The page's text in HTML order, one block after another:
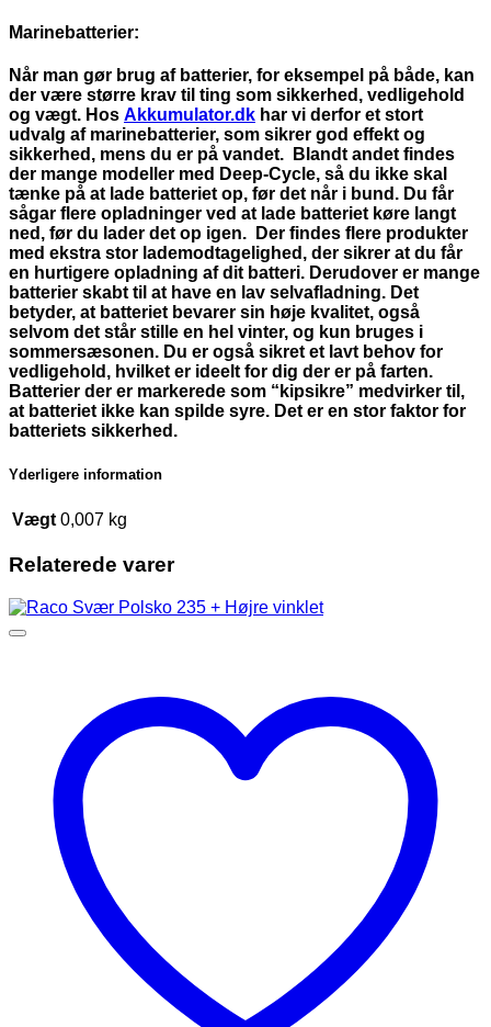
Marinebatterier:
Når man gør brug af batterier, for eksempel på både, kan
der være større krav til ting som sikkerhed, vedligehold
og vægt. Hos Akkumulator.dk har vi derfor et stort
udvalg af marinebatterier, som sikrer god effekt og
sikkerhed, mens du er på vandet. Blandt andet findes
der mange modeller med Deep-Cycle, så du ikke skal
tænke på at lade batteriet op, før det når i bund. Du får
sågar flere opladninger ved at lade batteriet køre langt
ned, før du lader det op igen. Der findes flere produkter
med ekstra stor lademodtagelighed, der sikrer at du får
en hurtigere opladning af dit batteri. Derudover er mange
batterier skabt til at have en lav selvafladning. Det
betyder, at batteriet bevarer sin høje kvalitet, også
selvom det står stille en hel vinter, og kun bruges i
sommersæsonen. Du er også sikret et lavt behov for
vedligehold, hvilket er ideelt for dig der er på farten.
Batterier der er markerede som “kipsikre” medvirker til,
at batteriet ikke kan spilde syre. Det er en stor faktor for
batteriets sikkerhed.
Yderligere information
Vægt 0,007 kg
Relaterede varer